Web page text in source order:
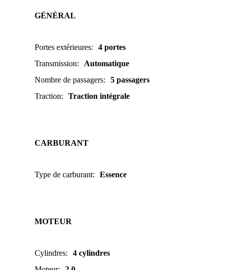
GÉNÉRAL
Portes extérieures:
4 portes
Transmission:
Automatique
Nombre de passagers:
5 passagers
Traction: Traction intégrale
CARBURANT
Type de carburant: Essence
MOTEUR
Cylindres:
4 cylindres